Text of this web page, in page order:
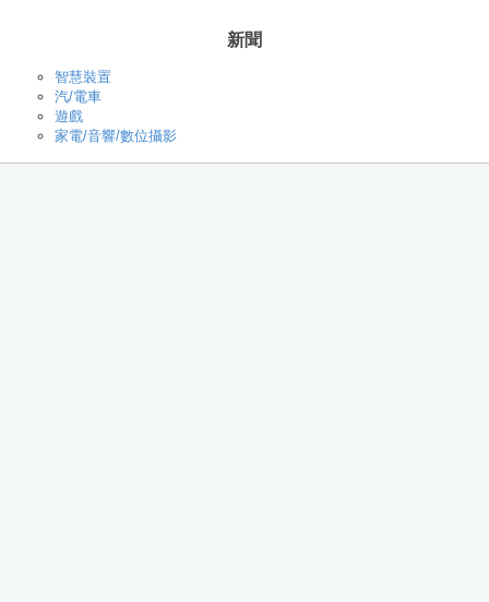
新聞
智慧裝置
汽/電車
遊戲
家電/音響/數位攝影